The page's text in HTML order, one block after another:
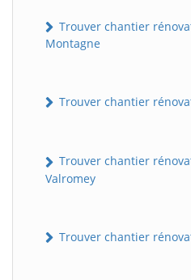
Trouver chantier
Montagne
Trouver chantier
Trouver chantier
Valromey
Trouver chantier